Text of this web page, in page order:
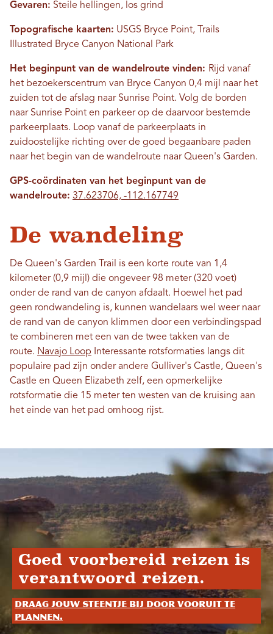
Gevaren: Steile hellingen, los grind
Topografische kaarten: USGS Bryce Point, Trails
Illustrated Bryce Canyon National Park
Het beginpunt van de wandelroute vinden: Rijd vanaf
het bezoekerscentrum van Bryce Canyon 0,4 mijl naar het
zuiden tot de afslag naar Sunrise Point. Volg de borden
naar Sunrise Point en parkeer op de daarvoor bestemde
parkeerplaats. Loop vanaf de parkeerplaats in
zuidoostelijke richting over de goed begaanbare paden
naar het begin van de wandelroute naar Queen's Garden.
GPS-coördinaten van het beginpunt van de
wandelroute: 37.623706, -112.167749
De wandeling
De Queen's Garden Trail is een korte route van 1,4
kilometer (0,9 mijl) die ongeveer 98 meter (320 voet)
onder de rand van de canyon afdaalt. Hoewel het pad
geen rondwandeling is, kunnen wandelaars wel weer naar
de rand van de canyon klimmen door een verbindingspad
te combineren met een van de twee takken van de
route. Navajo Loop Interessante rotsformaties langs dit
populaire pad zijn onder andere Gulliver's Castle, Queen's
Castle en Queen Elizabeth zelf, een opmerkelijke
rotsformatie die 15 meter ten westen van de kruising aan
het einde van het pad omhoog rijst.
Goed voorbereid reizen is
verantwoord reizen.
Draag jouw steentje bij door vooruit te
plannen.